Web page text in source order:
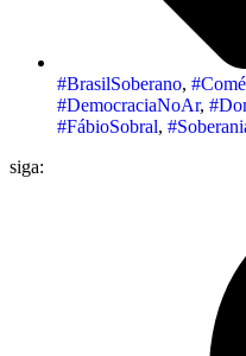
#BrasilSoberano,
#DemocraciaNoAr,
#FábioSobral,
siga: